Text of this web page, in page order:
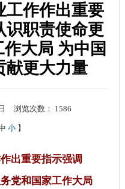
工作作出重要
识职责使命更
大局 为中国
献更大力量
浏览次数： 1586
小 】
出重要指示强调
党和国家工作大局